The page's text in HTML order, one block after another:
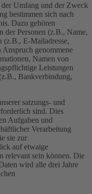
Umfang und der Zweck
bestimmen sich nach
Dazu gehören
der Personen (z.B., Name,
(z.B., E-Mailadresse,
genommene
Namen von
Leistungen
Bankverbindung,
satzungs- und
sind. Dies
Aufgaben und
Verarbeitung
sie zur
auf etwaige
relevant sein können. Die
wird alle drei Jahre